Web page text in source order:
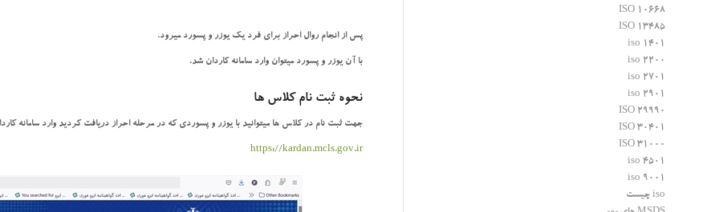
پس از انجام روال احراز برای فرد یک یوزر و پسورد میرود.
با آن یوزر و پسورد میتوان وارد سامانه کاردان شد.
نحوه ثبت نام کلاس ها
جهت ثبت نام در کلاس ها میتوانید با یوزر و پسوردی که در مرحله احراز دریافت کردید وارد سامانه
https://kardan.mcls.gov.ir
ISO 10668
ISO 13485
iso 1401
iso 2200
iso 2701
iso 2901
ISO 29990
ISO 30401
ISO 31000
iso 4501
iso 9001
iso چیست